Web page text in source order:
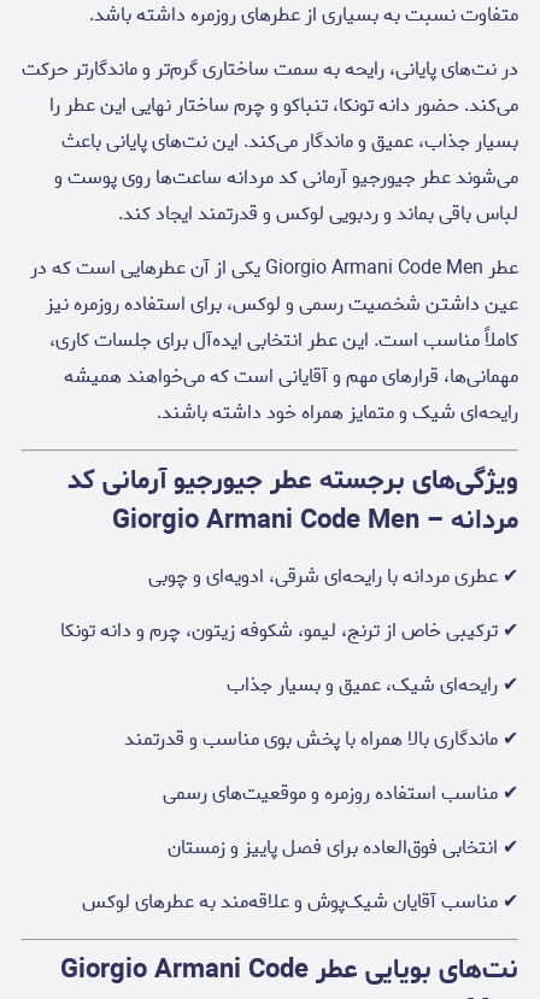
متفاوت نسبت به بسیاری از عطرهای روزمره داشته باشد.
در نت‌های پایانی، رایحه به سمت ساختاری گرم‌تر و ماندگارتر حرکت
می‌کند. حضور دانه تونکا، تنباکو و چرم ساختار نهایی این عطر را
بسیار جذاب، عمیق و ماندگار می‌کند. این نت‌های پایانی باعث
می‌شوند عطر جیورجیو آرمانی کد مردانه ساعت‌ها روی پوست و
لباس باقی بماند و ردبویی لوکس و قدرتمند ایجاد کند.
عطر Giorgio Armani Code Men یکی از آن عطرهایی است که در
عین داشتن شخصیت رسمی و لوکس، برای استفاده روزمره نیز
کاملاً مناسب است. این عطر انتخابی ایده‌آل برای جلسات کاری،
مهمانی‌ها، قرارهای مهم و آقایانی است که می‌خواهند همیشه
رایحه‌ای شیک و متمایز همراه خود داشته باشند.
ویژگی‌های برجسته عطر جیورجیو آرمانی کد
مردانه – Giorgio Armani Code Men
✔ عطری مردانه با رایحه‌ای شرقی، ادویه‌ای و چوبی
✔ ترکیبی خاص از ترنج، لیمو، شکوفه زیتون، چرم و دانه تونکا
✔ رایحه‌ای شیک، عمیق و بسیار جذاب
✔ ماندگاری بالا همراه با پخش بوی مناسب و قدرتمند
✔ مناسب استفاده روزمره و موقعیت‌های رسمی
✔ انتخابی فوق‌العاده برای فصل پاییز و زمستان
✔ مناسب آقایان شیک‌پوش و علاقه‌مند به عطرهای لوکس
نت‌های بویایی عطر Giorgio Armani Code